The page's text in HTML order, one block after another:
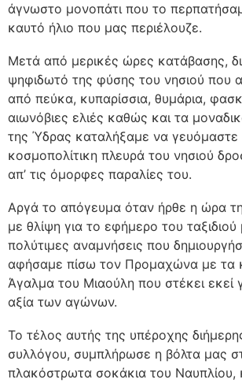
άγνωστο μονοπάτι που το
καυτό ήλιο που μας περιέλουζε.
Μετά από μερικές ώρες κατάβασης,
ψηφιδωτό της φύσης του νησιού που
από πεύκα, κυπαρίσσια, θυμάρια,
αιωνόβιες ελιές καθώς και τα
της Ύδρας καταλήξαμε να γευόμαστε
κοσμοπολίτικη πλευρά του νησιού
απ’ τις όμορφες παραλίες του.
Αργά το απόγευμα όταν ήρθε η ώρα
με θλίψη για το εφήμερο του ταξιδιού
πολύτιμες αναμνήσεις που
αφήσαμε πίσω τον Προμαχώνα με τα
Άγαλμα του Μιαούλη που στέκει εκεί
αξία των αγώνων.
Το τέλος αυτής της υπέροχης
συλλόγου, συμπλήρωσε η βόλτα μας
πλακόστρωτα σοκάκια του